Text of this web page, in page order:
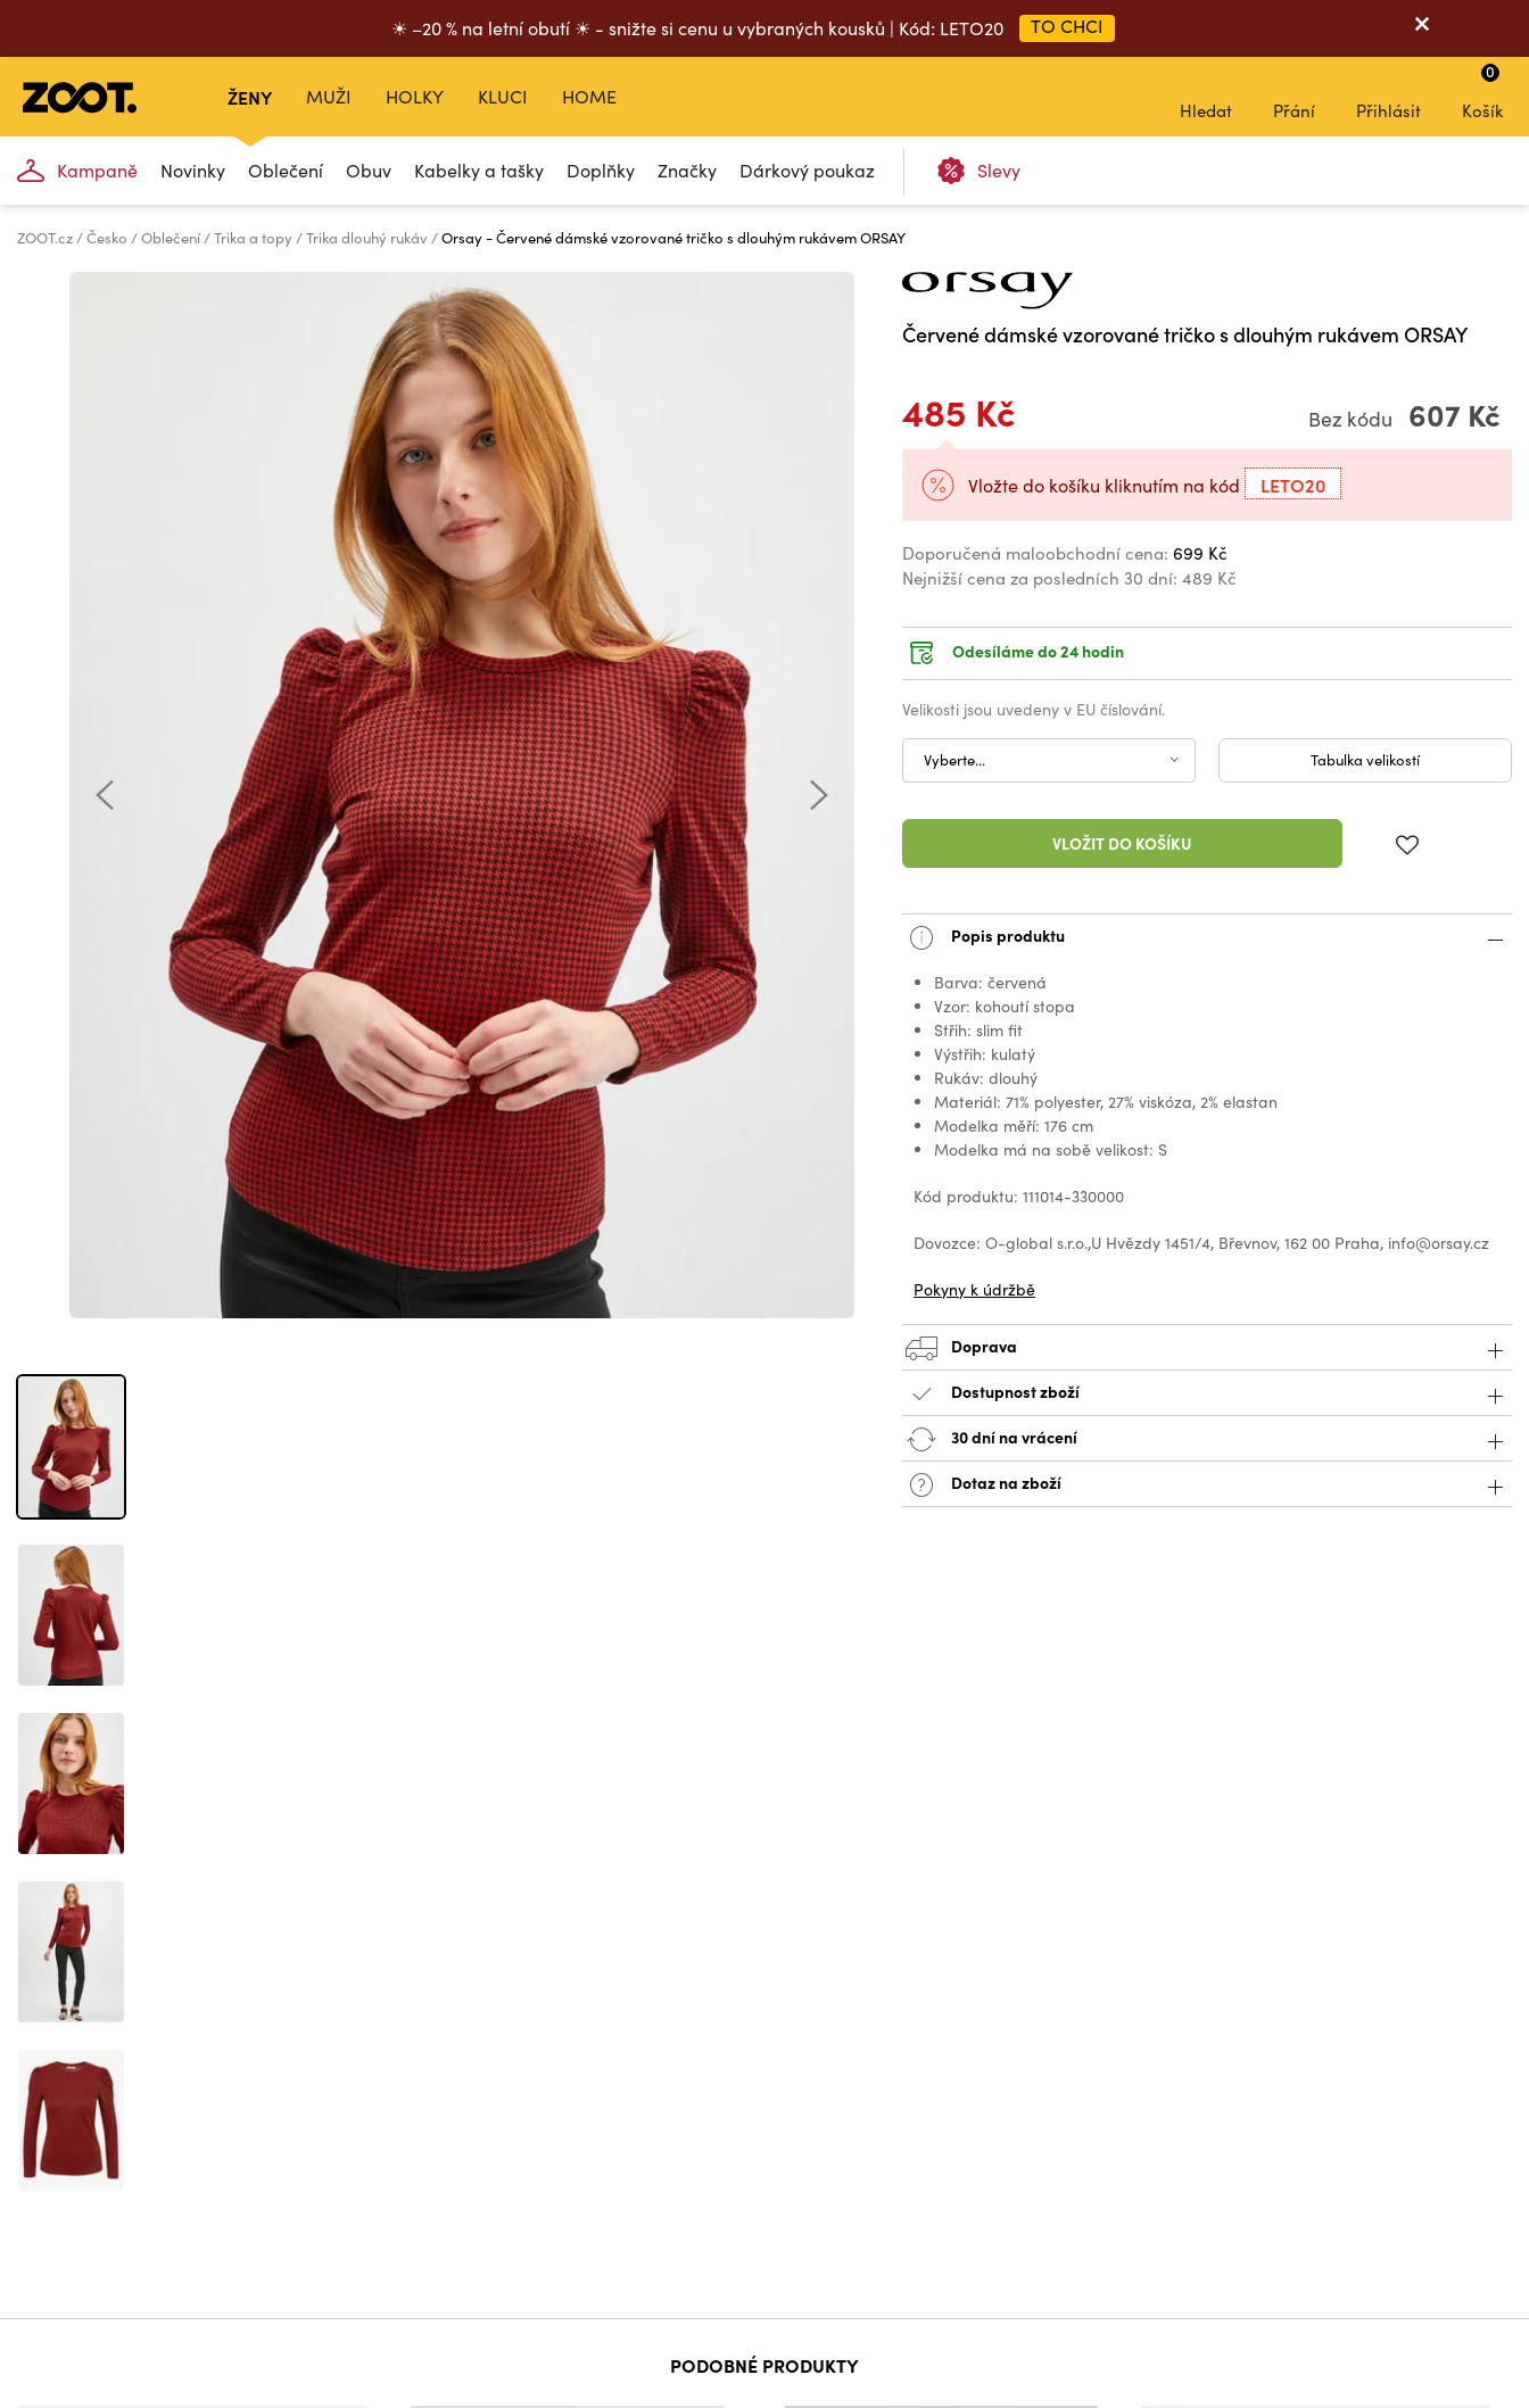
☀ –20 % na letní obutí ☀ - snižte si cenu u vybraných kousků | Kód: LETO20 TO CHCI
ŽENY
Kampaně Novinky Oblečení Obuv Kabelky a tašky Doplňky Značky Dárkový poukaz Slevy
MUŽI HOLKY KLUCI HOME
Hledat Přání Přihlásit Košík
0
ZOOT.cz Česko Oblečení Trika a topy Trika dlouhý rukáv Orsay - Červené dámské vzorované tričko s dlouhým rukávem ORSAY
Červené dámské vzorované tričko s dlouhým rukávem ORSAY
485 Kč Bez kódu 607 Kč
Vložte do košíku kliknutím na kód LETO20
Doporučená maloobchodní cena: 699 Kč
Nejnižší cena za posledních 30 dní: 489 Kč
Odesíláme do 24 hodin
Velikosti jsou uvedeny v EU číslování.
Vyberte... Tabulka velikostí
VLOŽIT DO KOŠÍKU
Popis produktu
Barva: červená
Vzor: kohoutí stopa
Střih: slim fit
Výstřih: kulatý
Rukáv: dlouhý
Materiál: 71% polyester, 27% viskóza, 2% elastan
Modelka měří: 176 cm
Modelka má na sobě velikost: S
Kód produktu: 111014-330000
Dovozce: O-global s.r.o.,U Hvězdy 1451/4, Břevnov, 162 00 Praha, info@orsay.cz
Pokyny k údržbě
Doprava
Dostupnost zboží
30 dní na vrácení
Dotaz na zboží
PODOBNÉ PRODUKTY